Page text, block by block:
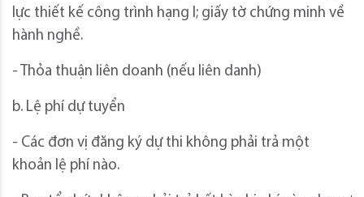
lực thiết kế công trình hạng I; giấy tờ chứng minh về
hành nghề.
- Thỏa thuận liên doanh (nếu liên danh)
b. Lệ phí dự tuyển
- Các đơn vị đăng ký dự thi không phải trả một
khoản lệ phí nào.